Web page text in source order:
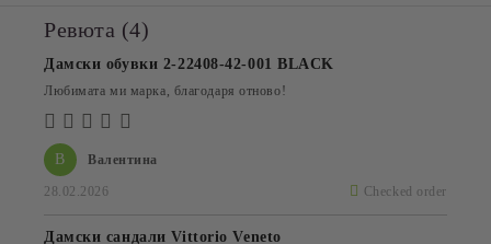
Ревюта (4)
В Валентина
28.02.2026 Checked order
Дамски обувки 2-22408-42-001 BLACK
Любимата ми марка, благодаря отново!
Дамски сандали Vittorio Veneto